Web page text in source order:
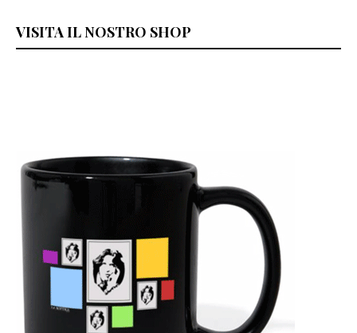
VISITA IL NOSTRO SHOP